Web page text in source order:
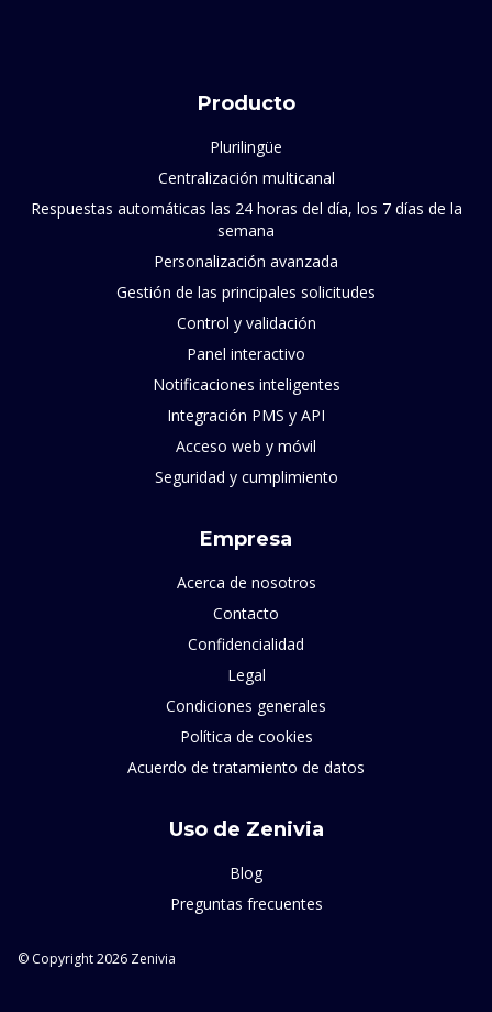
Producto
Plurilingüe
Centralización multicanal
Respuestas automáticas las 24 horas del día, los 7 días de la
semana
Personalización avanzada
Gestión de las principales solicitudes
Control y validación
Panel interactivo
Notificaciones inteligentes
Integración PMS y API
Acceso web y móvil
Seguridad y cumplimiento
Empresa
Acerca de nosotros
Contacto
Confidencialidad
Legal
Condiciones generales
Política de cookies
Acuerdo de tratamiento de datos
Uso de Zenivia
Blog
Preguntas frecuentes
© Copyright 2026 Zenivia